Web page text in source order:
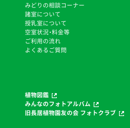
みどりの相談コーナー
諸室について
授乳室について
空室状況・料金等
ご利用の流れ
よくあるご質問
植物図鑑
みんなのフォトアルバム
旧長居植物園友の会 フォトクラブ